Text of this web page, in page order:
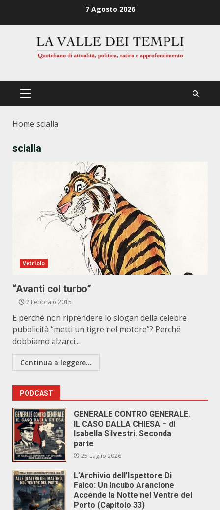
7 Agosto 2026
PRIMÄRES
Home scialla
scialla
Vetriolo
“Avanti col turbo”
2 Febbraio 2015
E perché non riprendere lo slogan della celebre
pubblicità “metti un tigre nel motore”? Perché
dobbiamo alzarci...
Continua a leggere...
PODCAST
GENERALE CONTRO GENERALE.
IL CASO DALLA CHIESA – di
Isabella Silvestri. Seconda
parte
25 Luglio 2026
L’Archivio dell’Ispettore Di
Falco: Un Incubo Arancione
Accende la Notte nel Ventre del
Porto (Capitolo 33)